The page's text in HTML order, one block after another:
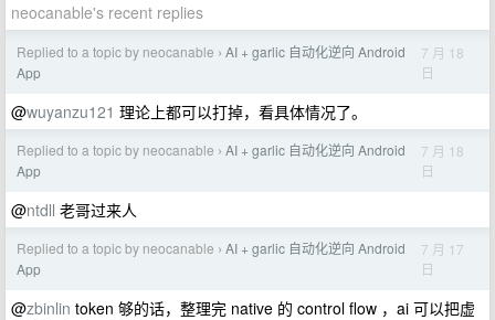
neocanable's recent replies
Replied to a topic by neocanable › AI + garlic 自动化逆向 Android
App
7 月 18
日
@wuyanzu121 理论上都可以打掉，看具体情况了。
Replied to a topic by neocanable › AI + garlic 自动化逆向 Android
App
7 月 18
日
@ntdll 老哥过来人
Replied to a topic by neocanable › AI + garlic 自动化逆向 Android
App
7 月 17
日
@zbinlin token 够的话，整理完 native 的 control flow ，ai 可以把虚